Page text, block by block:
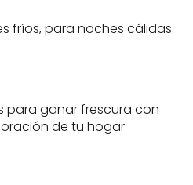
fríos, para noches cálidas
para ganar frescura con
de tu hogar